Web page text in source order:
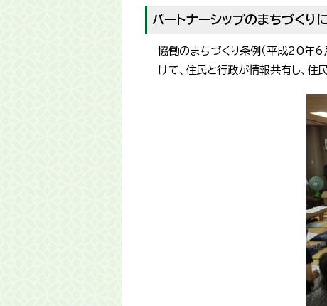
パートナーシップのまちづくり
協働のまちづくり条例（平成20年6
けて、住民と行政が情報共有し、住